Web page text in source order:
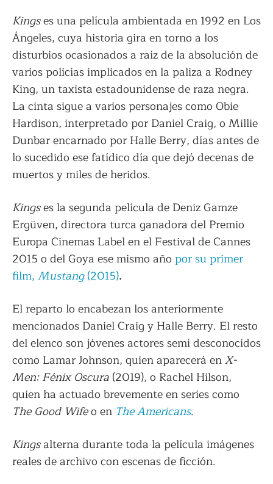
Kingses una película ambientada en 1992 en Los
Ángeles, cuya historia gira en torno a los
disturbios ocasionados a raíz de la absolución de
varios policías implicados en la paliza a Rodney
King, un taxista estadounidense de raza negra.
La cinta sigue a varios personajes como Obie
Hardison, interpretado por Daniel Craig, o Millie
Dunbar encarnado por Halle Berry, días antes de
lo sucedido ese fatídico día que dejó decenas de
muertos y miles de heridos.
Kingses la segunda película de Deniz Gamze
Ergüven, directora turca ganadora del Premio
Europa Cinemas Label en el Festival de Cannes
2015 o del Goya ese mismo año por su primer
film, Mustang(2015).
El reparto lo encabezan los anteriormente
mencionados Daniel Craig y Halle Berry. El resto
del elenco son jóvenes actores semi desconocidos
como Lamar Johnson, quien aparecerá enX-
Men: Fénix Oscura (2019), o Rachel Hilson,
quien ha actuado brevemente en series como
The Good Wifeo en The Americans.
Kingsalterna durante toda la película imágenes
reales de archivo con escenas de ficción.